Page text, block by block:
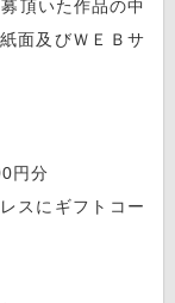
頂いた作品の中
面及びＷＥＢサ
円分
スにギフトコー